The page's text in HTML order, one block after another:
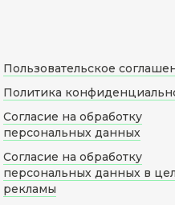
Пользовательское
Политика
Согласие на обработку
персональных данных
Согласие на обработку
персональных данных в
рекламы